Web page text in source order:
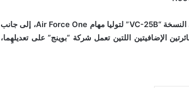
ويجري حالياً تعديل طائرتين من طراز “747-800” لتحويلهما إلى النسخة “VC-25B” لتوليا مهام Air Force One، إلى جانب
الإضافيتين اللتين تعمل شركة “بوينج” على تعديلهِما،